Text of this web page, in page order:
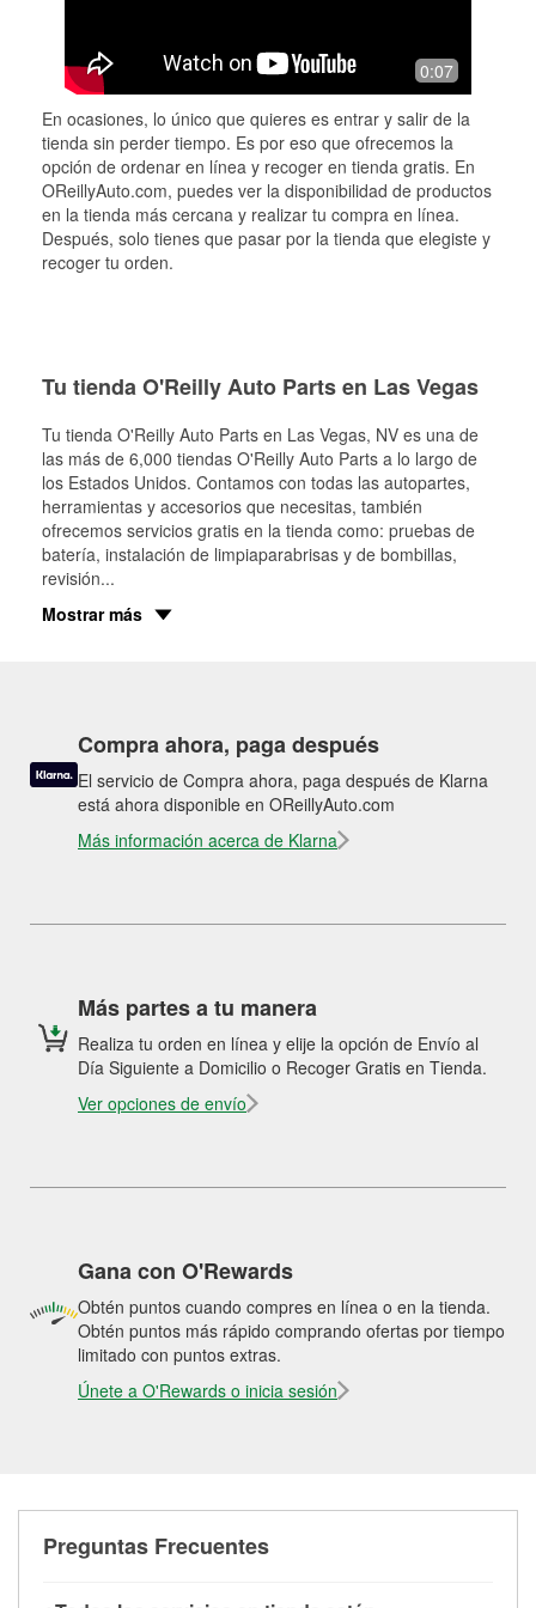
0:07
En ocasiones, lo único que quieres es entrar y salir de la
tienda sin perder tiempo. Es por eso que ofrecemos la
opción de ordenar en línea y recoger en tienda gratis. En
OReillyAuto.com, puedes ver la disponibilidad de productos
en la tienda más cercana y realizar tu compra en línea.
Después, solo tienes que pasar por la tienda que elegiste y
recoger tu orden.
Tu tienda O'Reilly Auto Parts en Las Vegas
Tu tienda O'Reilly Auto Parts en Las Vegas, NV es una de
las más de 6,000 tiendas O'Reilly Auto Parts a lo largo de
los Estados Unidos. Contamos con todas las autopartes,
herramientas y accesorios que necesitas, también
ofrecemos servicios gratis en la tienda como: pruebas de
batería, instalación de limpiaparabrisas y de bombillas,
revisión...
Mostrar más
Compra ahora, paga después
El servicio de Compra ahora, paga después de Klarna
está ahora disponible en OReillyAuto.com
Más información acerca de Klarna
Más partes a tu manera
Realiza tu orden en línea y elije la opción de Envío al
Día Siguiente a Domicilio o Recoger Gratis en Tienda.
Ver opciones de envío
Gana con O'Rewards
Obtén puntos cuando compres en línea o en la tienda.
Obtén puntos más rápido comprando ofertas por tiempo
limitado con puntos extras.
Únete a O'Rewards o inicia sesión
Preguntas Frecuentes